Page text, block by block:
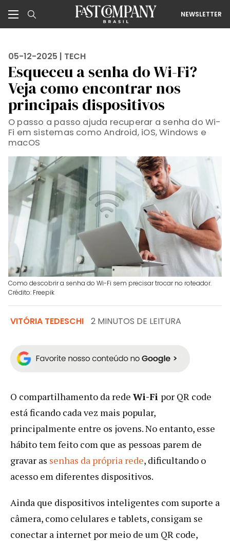
NEWSLETTER
05-12-2025 | TECH
Esqueceu a senha do Wi-Fi?
Veja como encontrar nos
principais dispositivos
O passo a passo ajuda recuperar a senha do Wi-
Fi em sistemas como Android, iOS, Windows e
macOS
Como descobrir a senha do Wi-Fi sem precisar trocar no roteador.
Crédito: Freepik
VITÓRIA TEDESCHI 2 MINUTOS DE LEITURA
O compartilhamento da rede Wi-Fi por QR code
está ficando cada vez mais popular,
principalmente entre os jovens. No entanto, esse
hábito tem feito com que as pessoas parem de
gravar as senhas da própria rede, dificultando o
acesso em diferentes dispositivos.
Ainda que dispositivos inteligentes com suporte a
câmera, como celulares e tablets, consigam se
conectar a internet por meio de um QR code,